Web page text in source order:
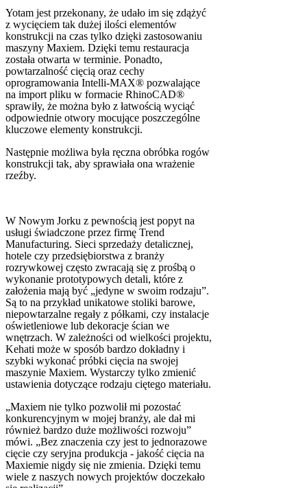
Yotam jest przekonany, że udało im się zdążyć
z wycięciem tak dużej ilości elementów
konstrukcji na czas tylko dzięki zastosowaniu
maszyny Maxiem. Dzięki temu restauracja
została otwarta w terminie. Ponadto,
powtarzalność cięcią oraz cechy
oprogramowania Intelli-MAX® pozwalające
na import pliku w formacie RhinoCAD®
sprawiły, że można było z łatwością wyciąć
odpowiednie otwory mocujące poszczególne
kluczowe elementy konstrukcji.
Następnie możliwa była ręczna obróbka rogów
konstrukcji tak, aby sprawiała ona wrażenie
rzeźby.
W Nowym Jorku z pewnością jest popyt na
usługi świadczone przez firmę Trend
Manufacturing. Sieci sprzedaży detalicznej,
hotele czy przedsiębiorstwa z branży
rozrywkowej często zwracają się z prośbą o
wykonanie prototypowych detali, które z
założenia mają być „jedyne w swoim rodzaju”.
Są to na przykład unikatowe stoliki barowe,
niepowtarzalne regały z półkami, czy instalacje
oświetleniowe lub dekoracje ścian we
wnętrzach. W zależności od wielkości projektu,
Kehati może w sposób bardzo dokładny i
szybki wykonać próbki cięcia na swojej
maszynie Maxiem. Wystarczy tylko zmienić
ustawienia dotyczące rodzaju ciętego materiału.
„Maxiem nie tylko pozwolił mi pozostać
konkurencyjnym w mojej branży, ale dał mi
również bardzo duże możliwości rozwoju”
mówi. „Bez znaczenia czy jest to jednorazowe
cięcie czy seryjna produkcja - jakość cięcia na
Maxiemie nigdy się nie zmienia. Dzięki temu
wiele z naszych nowych projektów doczekało